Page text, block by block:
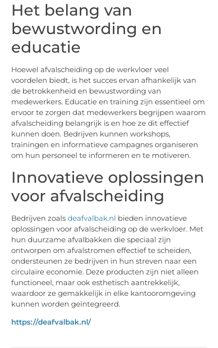
Het belang van
bewustwording en
educatie
Hoewel afvalscheiding op de werkvloer veel
voordelen biedt, is het succes ervan afhankelijk van
de betrokkenheid en bewustwording van
medewerkers. Educatie en training zijn essentieel om
ervoor te zorgen dat medewerkers begrijpen waarom
afvalscheiding belangrijk is en hoe ze dit effectief
kunnen doen. Bedrijven kunnen workshops,
trainingen en informatieve campagnes organiseren
om hun personeel te informeren en te motiveren.
Innovatieve oplossingen
voor afvalscheiding
Bedrijven zoalsdeafvalbak.nl bieden innovatieve
oplossingen voor afvalscheiding op de werkvloer. Met
hun duurzame afvalbakken die speciaal zijn
ontworpen om afvalstromen effectief te scheiden,
ondersteunen ze bedrijven in hun streven naar een
circulaire economie. Deze producten zijn niet alleen
functioneel, maar ook esthetisch aantrekkelijk,
waardoor ze gemakkelijk in elke kantooromgeving
kunnen worden geïntegreerd.
https://deafvalbak.nl/